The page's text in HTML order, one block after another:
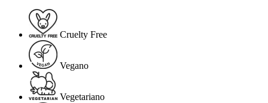
Cruelty Free
Vegano
Vegetariano